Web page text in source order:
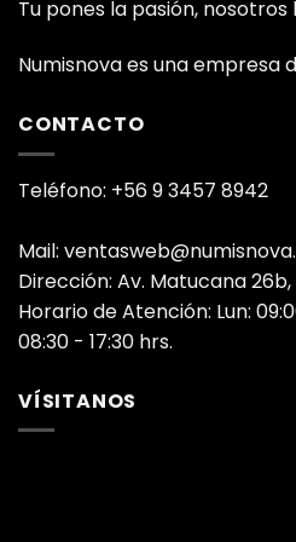
Tu pones la pasión,
Numisnova es una empresa
CONTACTO
Teléfono: +56 9 3457 8942
Mail:
Dirección: Av. Matucana
Horario de Atención: Lun:
08:30 - 17:30 hrs.
VÍSITANOS